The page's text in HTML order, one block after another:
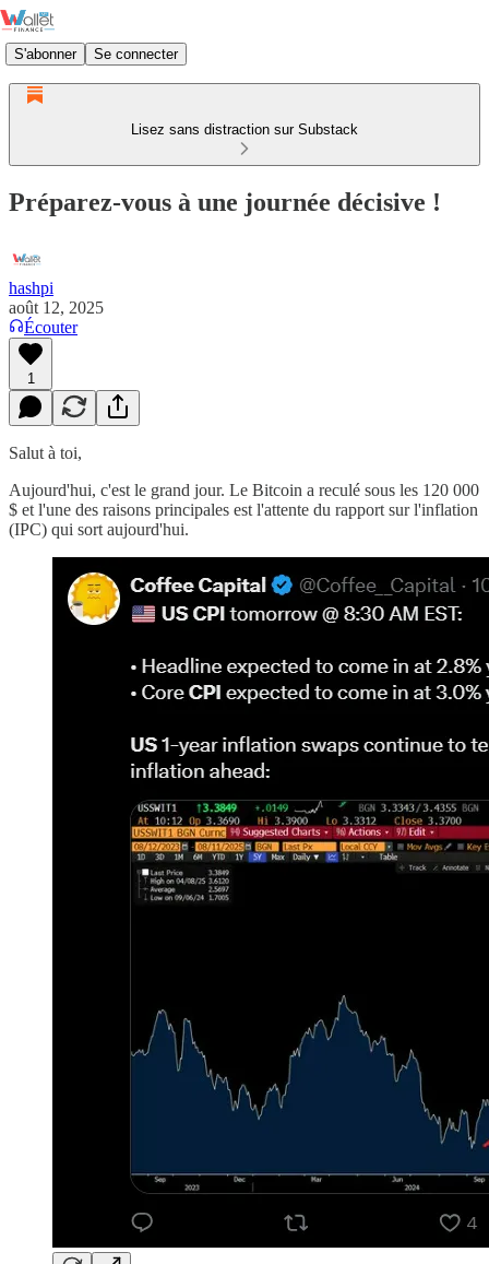
S'abonner Se connecter
Lisez sans distraction sur Substack
Préparez-vous à une journée décisive !
hashpi
août 12, 2025
Écouter
1
Salut à toi,
Aujourd'hui, c'est le grand jour. Le Bitcoin a reculé sous les 120 000
$ et l'une des raisons principales est l'attente du rapport sur l'inflation
(IPC) qui sort aujourd'hui.